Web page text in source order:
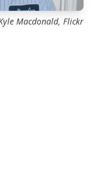
Macdonald, Flickr